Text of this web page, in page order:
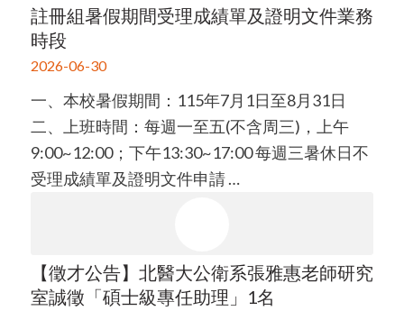
註冊組暑假期間受理成績單及證明文件業務
時段
2026-06-30
一、本校暑假期間：115年7月1日至8月31日
二、上班時間：每週一至五(不含周三)，上午
9:00~12:00；下午13:30~17:00 每週三暑休日不
受理成績單及證明文件申請 …
【徵才公告】北醫大公衛系張雅惠老師研究
室誠徵「碩士級專任助理」1名